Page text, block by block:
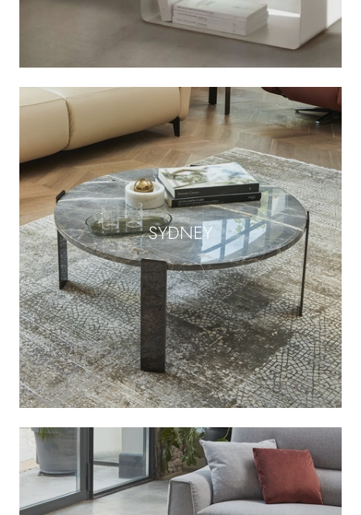
SYDNEY